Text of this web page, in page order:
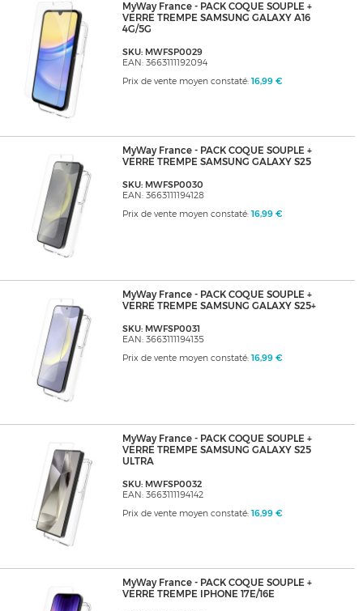
MyWay France - PACK COQUE SOUPLE +
VERRE TREMPE SAMSUNG GALAXY A16
4G/5G
SKU: MWFSP0029
EAN: 3663111192094
Prix de vente moyen constaté: 16,99 €
MyWay France - PACK COQUE SOUPLE +
VERRE TREMPE SAMSUNG GALAXY S25
SKU: MWFSP0030
EAN: 3663111194128
Prix de vente moyen constaté: 16,99 €
MyWay France - PACK COQUE SOUPLE +
VERRE TREMPE SAMSUNG GALAXY S25+
SKU: MWFSP0031
EAN: 3663111194135
Prix de vente moyen constaté: 16,99 €
MyWay France - PACK COQUE SOUPLE +
VERRE TREMPE SAMSUNG GALAXY S25
ULTRA
SKU: MWFSP0032
EAN: 3663111194142
Prix de vente moyen constaté: 16,99 €
MyWay France - PACK COQUE SOUPLE +
VERRE TREMPE IPHONE 17E/16E